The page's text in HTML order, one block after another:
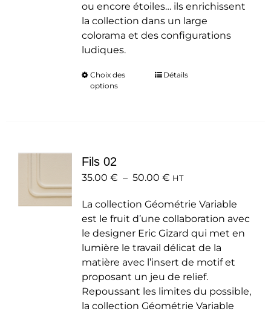
ou encore étoiles… ils enrichissent
la collection dans un large
colorama et des configurations
ludiques.
Choix des
options
Ce
peuvent
choisies
sur
la
page
du
produit
Détails
Fils 02
35.00 € – 50.00 €Plage
prix :
35.00 €
à
50.00 €
HT
La collection Géométrie Variable
est le fruit d’une collaboration avec
le designer Eric Gizard qui met en
lumière le travail délicat de la
matière avec l’insert de motif et
proposant un jeu de relief.
Repoussant les limites du possible,
la collection Géométrie Variable